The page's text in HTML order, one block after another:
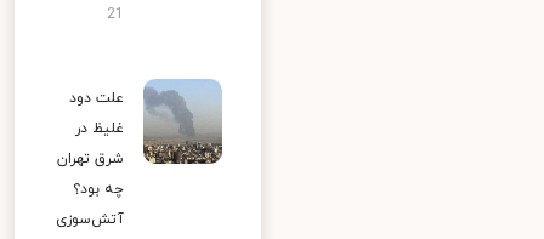
علت دود
غلیظ در
شرق تهران
چه بود؟
آتش‌سوزی